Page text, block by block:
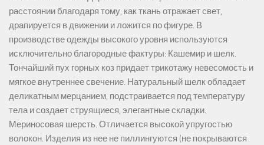
расстоянии благодаря тому, как ткань отражает свет,
драпируется в движении и ложится по фигуре. В
производстве одежды высокого уровня используются
исключительно благородные фактуры: Кашемир и шелк.
Тончайший пух горных коз придает трикотажу невесомость и
мягкое внутреннее свечение. Натуральный шелк обладает
деликатным мерцанием, подстраивается под температуру
тела и создает струящиеся, элегантные складки.
Мериносовая шерсть. Отличается высокой упругостью
волокон. Изделия из нее не пиллингуются (не покрываются